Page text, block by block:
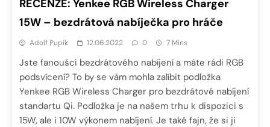
RECENZE: Yenkee RGB Wireless Charger
15W – bezdrátová nabíječka pro hráče
Adolf Pupík 12.06.2022 0 7 Mins
Jste fanoušci bezdrátového nabíjení a máte rádi RGB
podsvícení? To by se vám mohla zalíbit podložka
Yenkee RGB Wireless Charger pro bezdrátové nabíjení
standartu Qi. Podložka je na našem trhu k dispozici s
15W, ale i 10W výkonem nabíjení. Je také fajn, že si ji